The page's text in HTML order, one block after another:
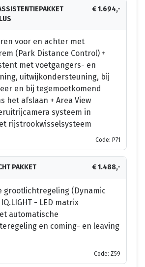
€ 1.694,-
voor en achter met
(Park Distance Control) +
met voetgangers- en
uitwijkondersteuning, bij
en bij tegemoetkomend
het afslaan + Area View
systeem in
rijstrookwisselsysteem
Code: P71
PAKKET € 1.488,-
grootlichtregeling (Dynamic
- LED matrix
automatische
en coming- en leaving
Code: Z59